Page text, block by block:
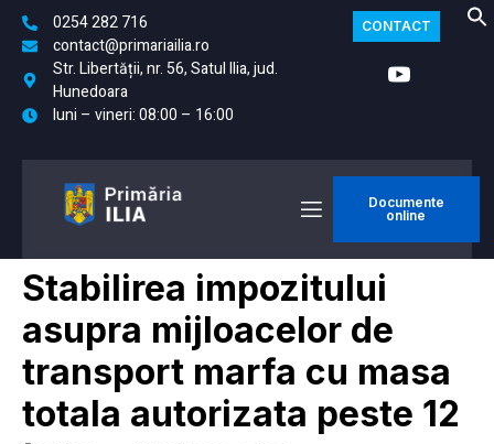
0254 282 716
contact@primariailia.ro
Str. Libertății, nr. 56, Satul Ilia, jud.
Hunedoara
luni – vineri: 08:00 – 16:00
CONTACT
Documente
online
Stabilirea impozitului
asupra mijloacelor de
transport marfa cu masa
totala autorizata peste 12